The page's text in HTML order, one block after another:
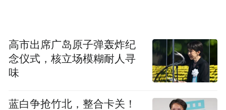
在文化传承与创新领域具有重大影响和鲜明
特色的研究机构，打造文化传承与创新的先
通交流研究的高地、服务中央和地方发展战
高市出席广岛原子弹轰炸纪
念仪式，核立场模糊耐人寻
味
蓝白争抢竹北，整合卡关！